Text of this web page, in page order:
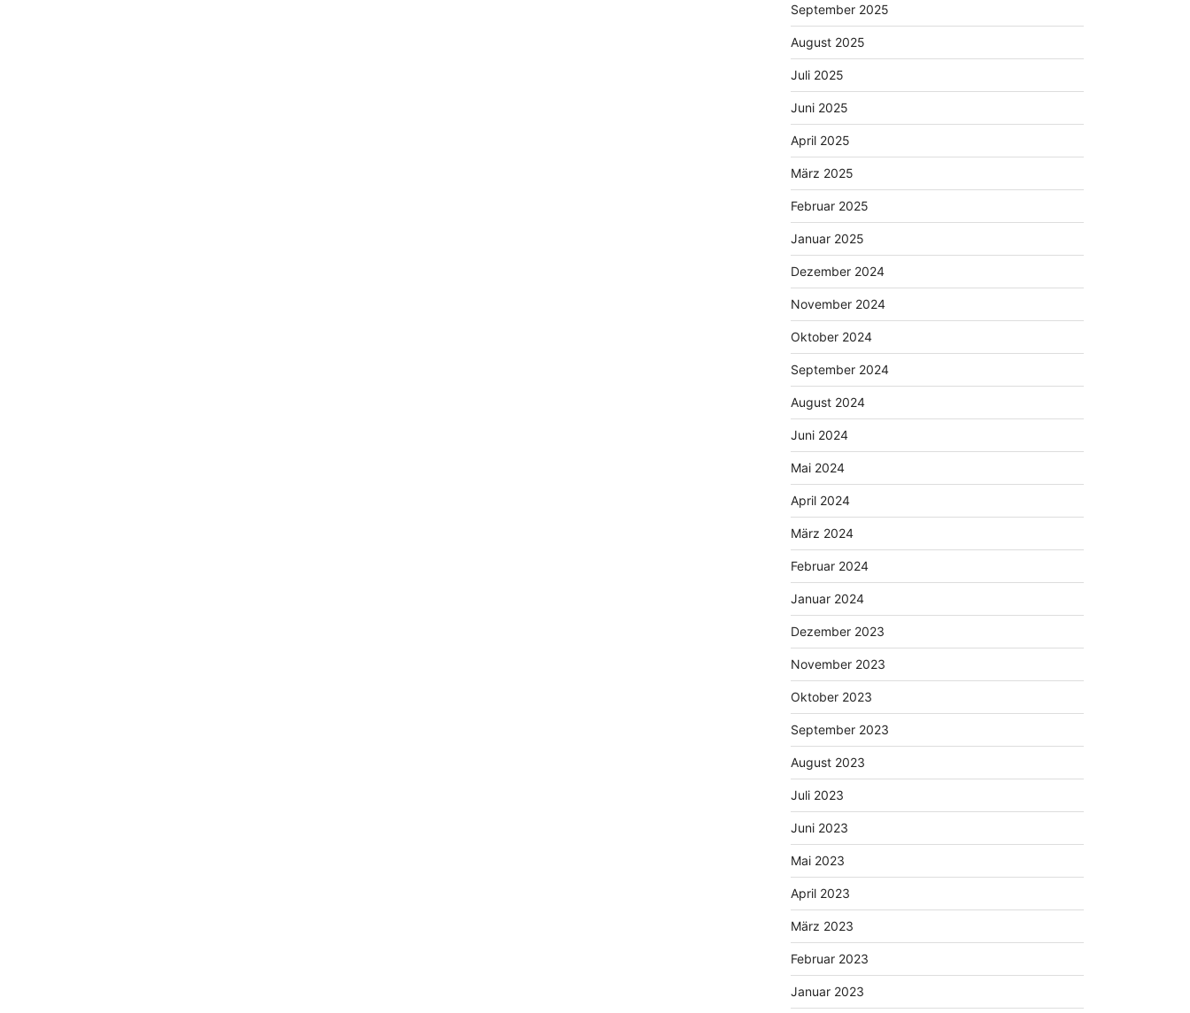
September 2025
August 2025
Juli 2025
Juni 2025
April 2025
März 2025
Februar 2025
Januar 2025
Dezember 2024
November 2024
Oktober 2024
September 2024
August 2024
Juni 2024
Mai 2024
April 2024
März 2024
Februar 2024
Januar 2024
Dezember 2023
November 2023
Oktober 2023
September 2023
August 2023
Juli 2023
Juni 2023
Mai 2023
April 2023
März 2023
Februar 2023
Januar 2023